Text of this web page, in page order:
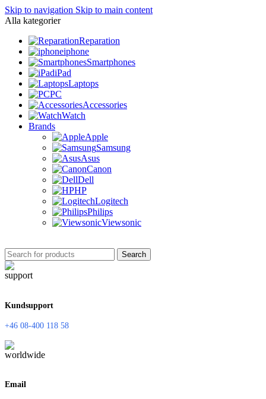
Skip to navigation Skip to main content
Alla kategorier
Reparation
iphone
Smartphones
iPad
Laptops
PC
Accessories
Watch
Brands
Apple
Samsung
Asus
Canon
Dell
HP
Logitech
Philips
Viewsonic
Search
Kundsupport
+46 08-400 118 58
Email